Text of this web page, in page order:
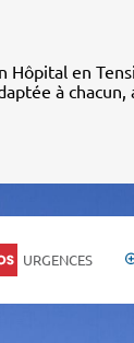
Hôpital en
à
URGENCES